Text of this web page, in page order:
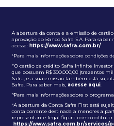
A abertura da conta e a emissão de
aprovação do Banco Safra S.A. Para saber
acesse: https://www.safra.com.br/
¹Para mais informações sobre condições
²O cartão de crédito Safra Infinite
que possuam R$ 300.000,00 (trezentos
Safra, e a sua emissão também está
Safra. Para saber mais, acesse aqui.
³Para mais informações sobre o
⁴A abertura da Conta Safra First está
conta corrente destinada a menores a
representante legal figura como cotitular.
https://www.safra.com.br/servicos/